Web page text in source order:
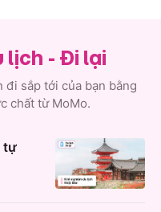
lịch - Đi lại
sắp tới của bạn bằng
chất từ MoMo.
tự